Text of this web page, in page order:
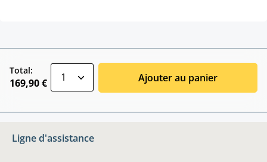
Total:
169,90 € Ajouter au panier
Ligne d'assistance